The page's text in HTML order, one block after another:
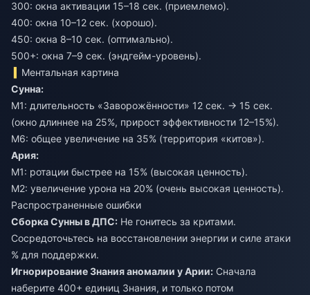
300: окна активации 15–18 сек. (приемлемо).
400: окна 10–12 сек. (хорошо).
450: окна 8–10 сек. (оптимально).
500+: окна 7–9 сек. (эндгейм-уровень).
Ментальная картина
Сунна:
M1: длительность «Заворожённости» 12 сек. → 15 сек.
(окно длиннее на 25%, прирост эффективности 12–15%).
M6: общее увеличение на 35% (территория «китов»).
Ария:
M1: ротации быстрее на 15% (высокая ценность).
M2: увеличение урона на 20% (очень высокая ценность).
Распространенные ошибки
Сборка Сунны в ДПС: Не гонитесь за критами.
Сосредоточьтесь на восстановлении энергии и силе атаки
% для поддержки.
Игнорирование Знания аномалии у Арии: Сначала
наберите 400+ единиц Знания, и только потом